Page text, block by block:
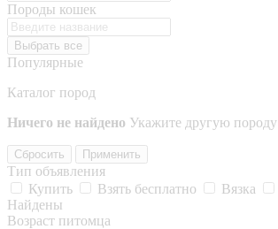
Породы кошек
Выбрать все
Популярные
Каталог пород
Ничего не найдено Укажите другую породу
Сбросить Применить
Тип объявления
Купить
Взять бесплатно Вязка
Найдены
Возраст питомца